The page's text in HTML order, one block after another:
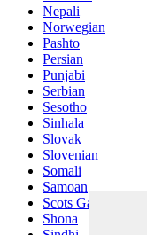
Nepali
Norwegian
Pashto
Persian
Punjabi
Serbian
Sesotho
Sinhala
Slovak
Slovenian
Somali
Samoan
Scots Gaelic
Shona